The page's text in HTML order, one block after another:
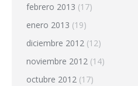
febrero 2013 (17)
enero 2013 (19)
diciembre 2012 (12)
noviembre 2012 (14)
octubre 2012 (17)